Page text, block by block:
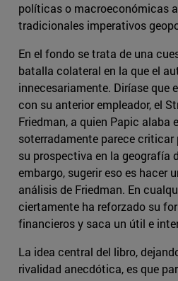
políticas o macroeconómicas
tradicionales imperativos
En el fondo se trata de una
batalla colateral en la que el
innecesariamente. Diríase que
con su anterior empleador, el
Friedman, a quien Papic alaba
soterradamente parece criticar
su prospectiva en la geografía
embargo, sugerir eso es hacer
análisis de Friedman. En
ciertamente ha reforzado su
financieros y saca un útil e
La idea central del libro,
rivalidad anecdótica, es que